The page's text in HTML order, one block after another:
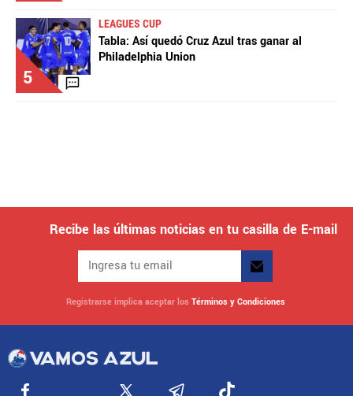
5
LEAGUES CUP
Tabla: Así quedó Cruz Azul tras ganar al
Philadelphia Union
Recibe las últimas noticias en tu casilla de E-mail
Registrarse implica aceptar los Términos y Condiciones